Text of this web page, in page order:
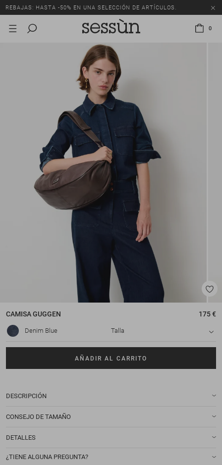
REBAJAS: HASTA -50% EN UNA SELECCIÓN DE ARTÍCULOS.
0
CAMISAGUGGEN 175 €
Denim Blue Talla
AÑADIR AL CARRITO
DESCRIPCIÓN
CONSEJO DE TAMAÑO
DETALLES
¿TIENE ALGUNA PREGUNTA?